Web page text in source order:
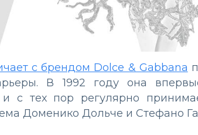
с брендом Dolce & Gabbana
В 1992 году она
с тех пор регулярно
Доменико Дольче и Стефано